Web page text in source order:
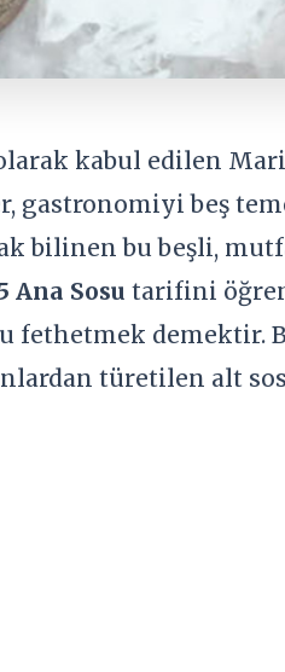
kabul edilen
gastronomiyi beş
bilinen bu beşli,
Ana Sosu tarifini
fethetmek demektir.
türetilen alt